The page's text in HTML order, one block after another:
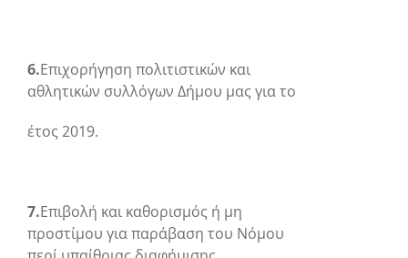
6.Επιχορήγηση πολιτιστικών και
αθλητικών συλλόγων Δήμου μας για το
έτος 2019.
7.Επιβολή και καθορισμός ή μη
προστίμου για παράβαση του Νόμου